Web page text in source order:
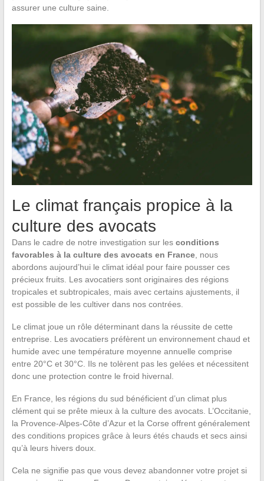
assurer une culture saine.
Le climat français propice à la
culture des avocats
Dans le cadre de notre investigation sur les conditions
favorables à la culture des avocats en France, nous
abordons aujourd’hui le climat idéal pour faire pousser ces
précieux fruits. Les avocatiers sont originaires des régions
tropicales et subtropicales, mais avec certains ajustements, il
est possible de les cultiver dans nos contrées.
Le climat joue un rôle déterminant dans la réussite de cette
entreprise. Les avocatiers préfèrent un environnement chaud et
humide avec une température moyenne annuelle comprise
entre 20°C et 30°C. Ils ne tolèrent pas les gelées et nécessitent
donc une protection contre le froid hivernal.
En France, les régions du sud bénéficient d’un climat plus
clément qui se prête mieux à la culture des avocats. L’Occitanie,
la Provence-Alpes-Côte d’Azur et la Corse offrent généralement
des conditions propices grâce à leurs étés chauds et secs ainsi
qu’à leurs hivers doux.
Cela ne signifie pas que vous devez abandonner votre projet si